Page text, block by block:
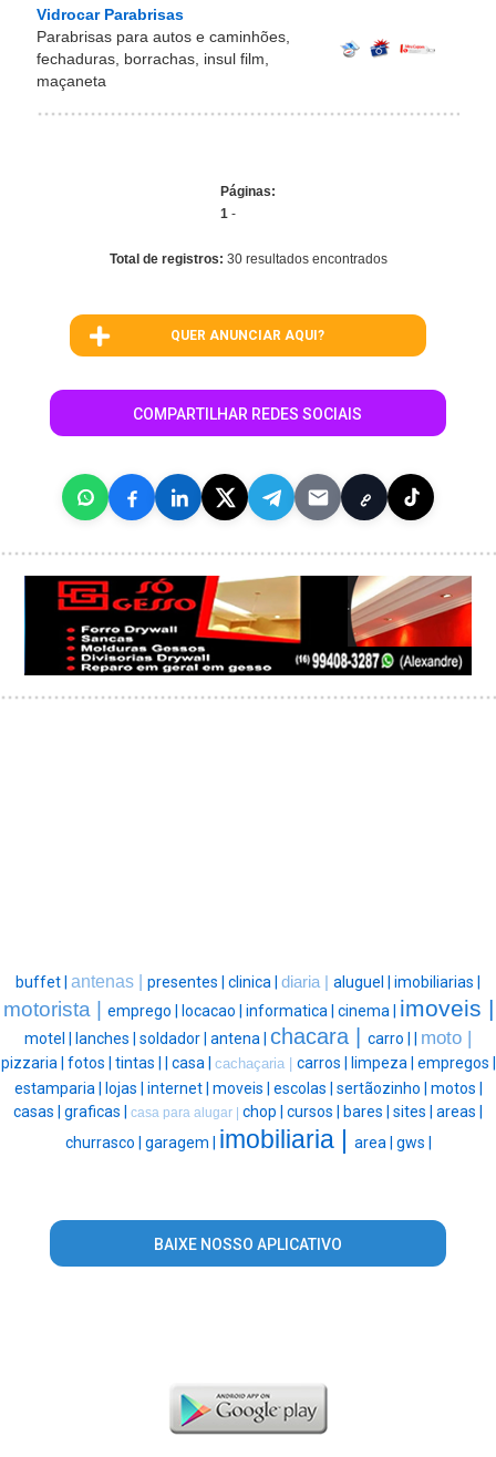
Vidrocar Parabrisas
Parabrisas para autos e caminhões,
fechaduras, borrachas, insul film,
maçaneta
Páginas:
1 -
Total de registros: 30 resultados encontrados
QUER ANUNCIAR AQUI?
COMPARTILHAR REDES SOCIAIS
buffet | antenas | presentes | clinica | diaria | aluguel | imobiliarias |
motorista | emprego | locacao | informatica | cinema | imoveis |
motel | lanches | soldador | antena | chacara | carro | | moto |
pizzaria | fotos | tintas | | casa | cachaçaria | carros | limpeza | empregos |
estamparia | lojas | internet | moveis | escolas | sertãozinho | motos |
casas | graficas | casa para alugar | chop | cursos | bares | sites | areas |
churrasco | garagem | imobiliaria | area | gws |
BAIXE NOSSO APLICATIVO